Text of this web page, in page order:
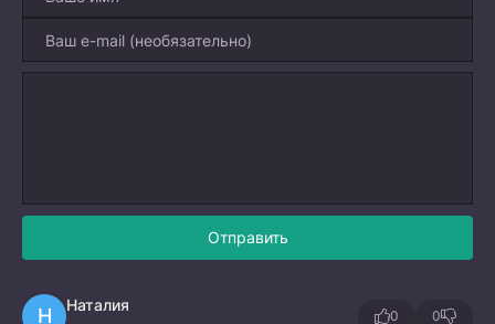
Отправить
Н Наталия
0 0